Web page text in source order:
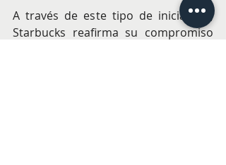
A través de este tipo de iniciativas,
Starbucks reafirma su compromiso